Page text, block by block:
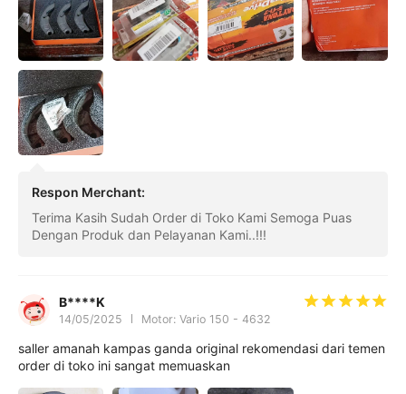
Respon Merchant:
Terima Kasih Sudah Order di Toko Kami Semoga Puas
Dengan Produk dan Pelayanan Kami..!!!
B****K
14/05/2025 Motor: Vario 150 - 4632
saller amanah kampas ganda original rekomendasi dari temen
order di toko ini sangat memuaskan